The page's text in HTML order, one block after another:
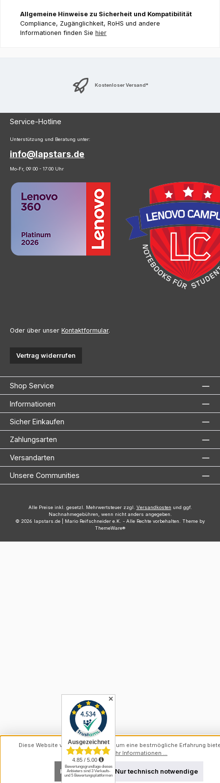
Allgemeine Hinweise zu Sicherheit und Kompatibilität
Compliance, Zugänglichkeit, RoHS und andere
Informationen finden Sie hier
Kostenloser Versand*
Service-Hotline
Unterstützung und Beratung unter:
info@lapstars.de
Mo-Fr, 09:00 - 17:00 Uhr
Oder über unser Kontaktformular.
Vertrag widerrufen
Shop Service
Informationen
Sicher Einkaufen
Zahlungsarten
Versandarten
Unsere Communities
Alle Preise inkl. gesetzl. Mehrwertsteuer zzgl. Versandkosten und ggf.
Nachnahmegebühren, wenn nicht anders angegeben.
© 2026 lapstars.de | Mario Reifschneider e.K. - Alle Rechte vorbehalten. Theme by
ThemeWare®
✕
Diese Website verwendet Cookies, um eine bestmögliche Erfahrung
können.Mehr Informationen ...
Nur technisch notwendige
Konfigurieren